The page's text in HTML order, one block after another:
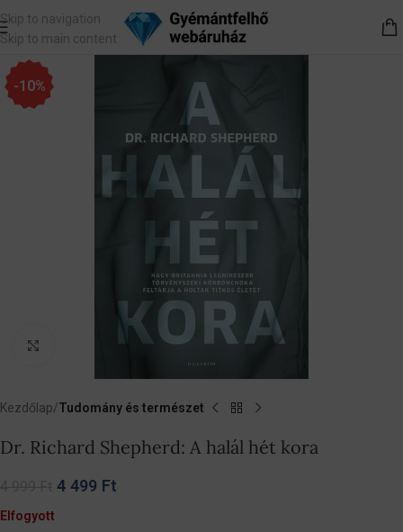
Skip to navigation
Skip to main content
-10%
Kezdőlap Tudomány és természet
Dr. Richard Shepherd: A halál hét kora
4 499 Ft
Elfogyott